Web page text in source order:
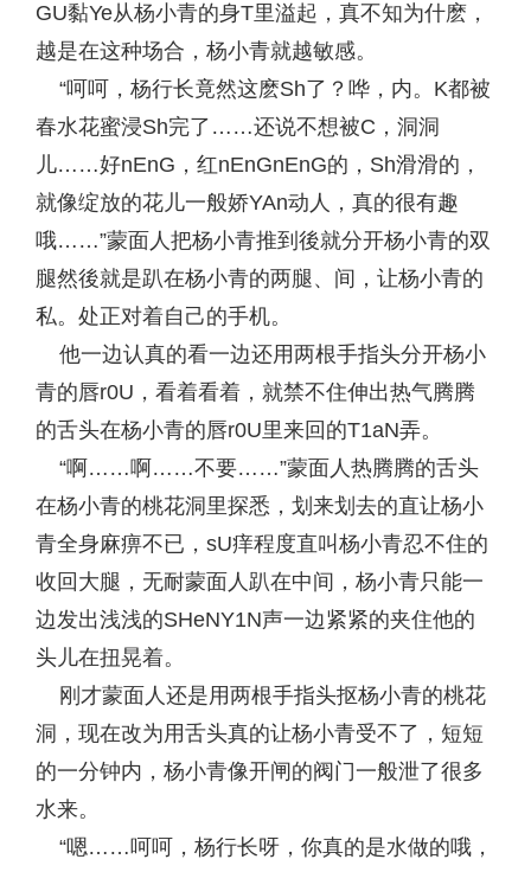
GU黏Ye从杨小青的身T里溢起，真不知为什麽，
越是在这种场合，杨小青就越敏感。
“呵呵，杨行长竟然这麽Sh了？哗，内。K都被
春水花蜜浸Sh完了……还说不想被C，洞洞
儿……好nEnG，红nEnGnEnG的，Sh滑滑的，
就像绽放的花儿一般娇YAn动人，真的很有趣
哦……”蒙面人把杨小青推到後就分开杨小青的双
腿然後就是趴在杨小青的两腿、间，让杨小青的
私。处正对着自己的手机。
他一边认真的看一边还用两根手指头分开杨小
青的唇r0U，看着看着，就禁不住伸出热气腾腾
的舌头在杨小青的唇r0U里来回的T1aN弄。
“啊……啊……不要……”蒙面人热腾腾的舌头
在杨小青的桃花洞里探悉，划来划去的直让杨小
青全身麻痹不已，sU痒程度直叫杨小青忍不住的
收回大腿，无耐蒙面人趴在中间，杨小青只能一
边发出浅浅的SHeNY1N声一边紧紧的夹住他的
头儿在扭晃着。
刚才蒙面人还是用两根手指头抠杨小青的桃花
洞，现在改为用舌头真的让杨小青受不了，短短
的一分钟内，杨小青像开闸的阀门一般泄了很多
水来。
“嗯……呵呵，杨行长呀，你真的是水做的哦，